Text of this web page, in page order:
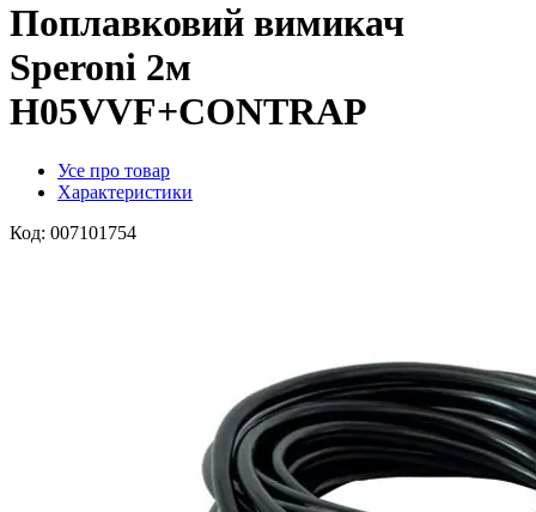
Поплавковий вимикач
Speroni 2м
H05VVF+CONTRAP
Усе про товар
Характеристики
Код: 007101754